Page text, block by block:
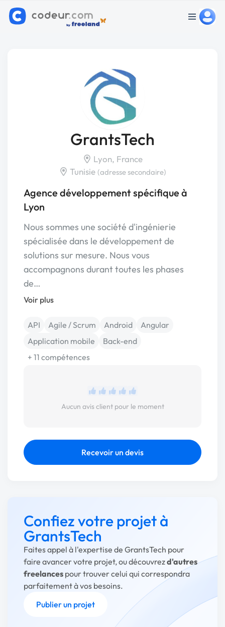
GrantsTech
Lyon, France
Tunisie (adresse secondaire)
Agence développement spécifique à
Lyon
Nous sommes une société d'ingénierie
spécialisée dans le développement de
solutions sur mesure. Nous vous
accompagnons durant toutes les phases
de…
Voir plus
API Agile / Scrum Android
Angular
Application mobile
Back-end
+ 11 compétences
Aucun avis client pour le moment
Recevoir un devis
Confiez votre projet à
GrantsTech
Faites appel à l'expertise de GrantsTech pour
faire avancer votre projet, ou découvrezd'autres
freelances pour trouver celui qui correspondra
parfaitement à vos besoins.
Publier un projet